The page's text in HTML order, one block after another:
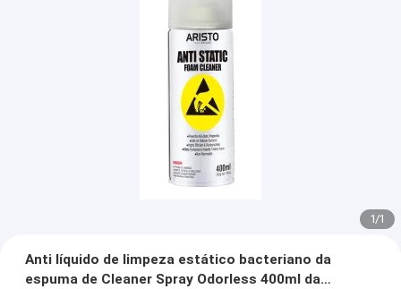
1/1
Anti líquido de limpeza estático bacteriano da
espuma de Cleaner Spray Odorless 400ml da